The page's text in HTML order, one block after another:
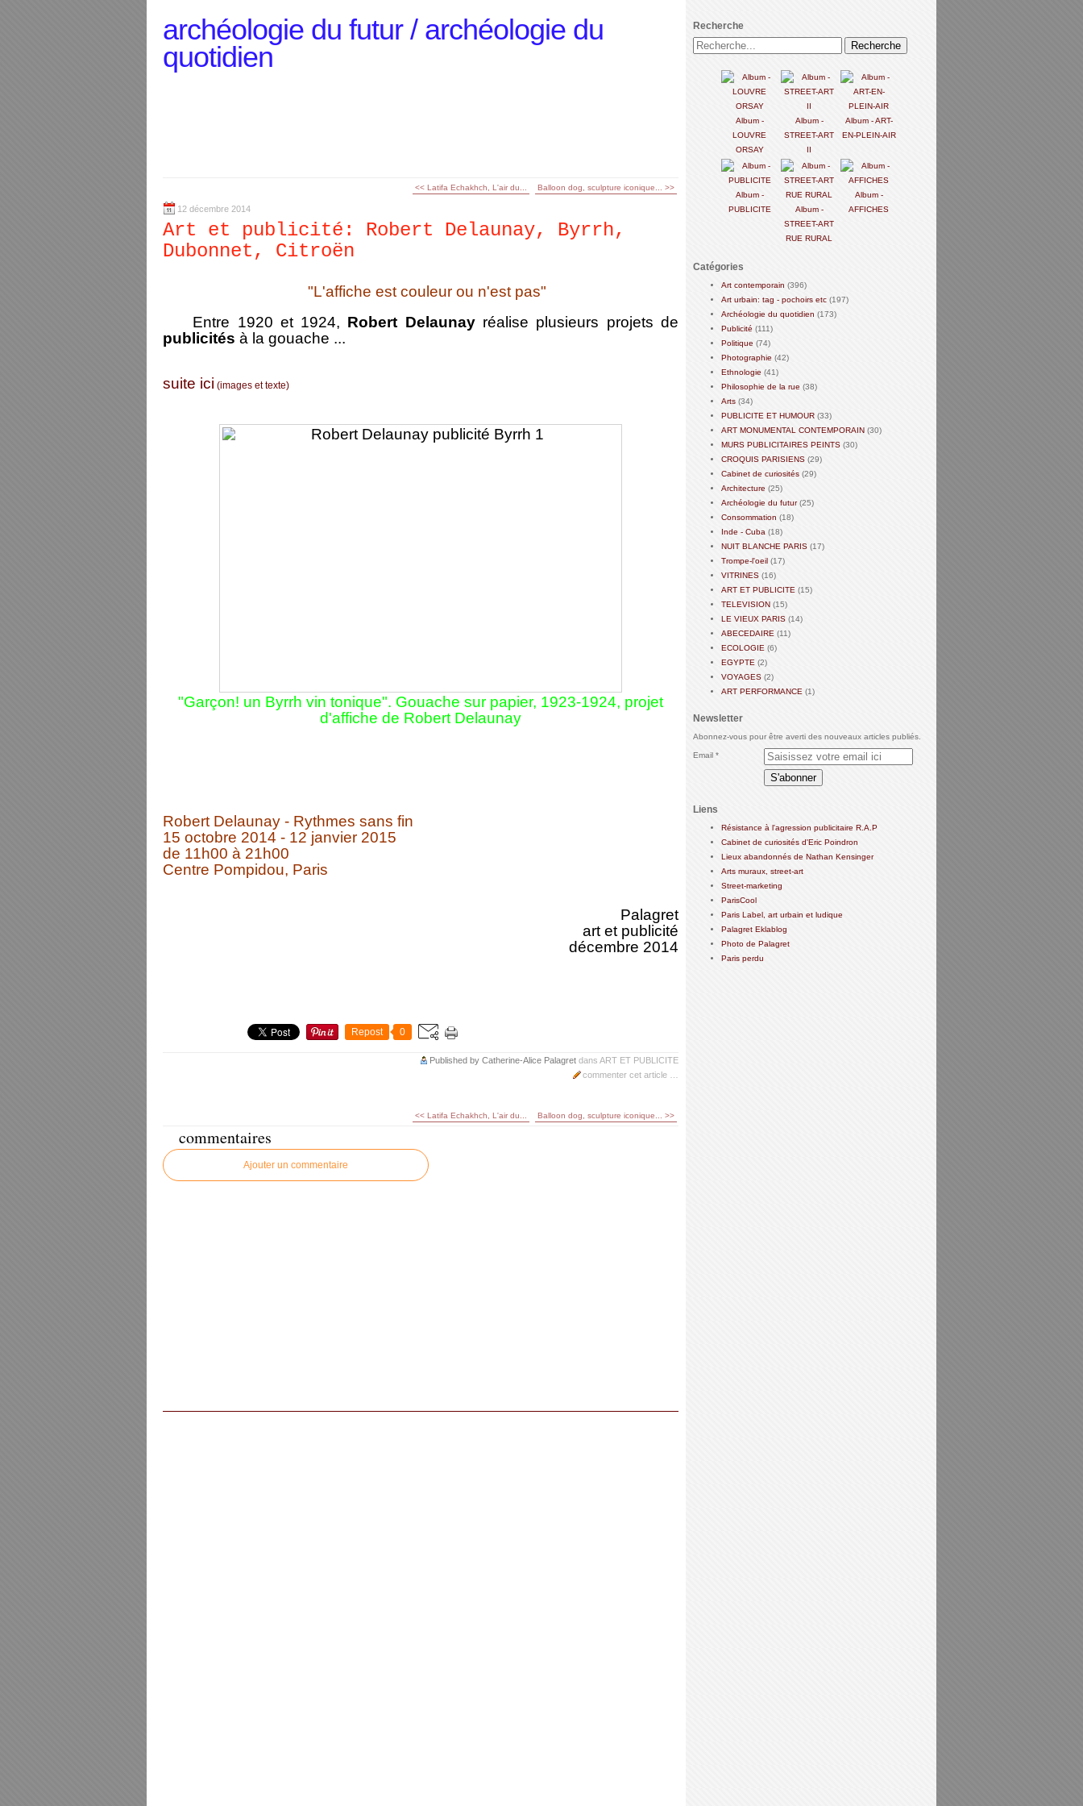
archéologie du futur / archéologie du
quotidien
<< Latifa Echakhch, L'air du... Balloon dog, sculpture iconique... >>
12 décembre 2014
Art et publicité: Robert Delaunay, Byrrh,
Dubonnet, Citroën
"L'affiche est couleur ou n'est pas"
Entre 1920 et 1924, Robert Delaunayréalise plusieurs projets de
publicités à la gouache ...
suite ici (images et texte)
"Garçon! un Byrrh vin tonique". Gouache sur papier, 1923-1924, projet
d'affiche de Robert Delaunay
Robert Delaunay - Rythmes sans fin
15 octobre 2014 - 12 janvier 2015
de 11h00 à 21h00
Centre Pompidou, Paris
Palagret
art et publicité
décembre 2014
Repost 0
Published by Catherine-Alice Palagret dans ART ET PUBLICITE
commenter cet article
<< Latifa Echakhch, L'air du... Balloon dog, sculpture iconique... >>
commentaires
Ajouter un commentaire
Recherche
Album -
LOUVRE
ORSAY
Album -
STREET-ART
II
Album - ART-
EN-PLEIN-AIR
Album -
PUBLICITE
Album -
STREET-ART
RUE RURAL
Album -
AFFICHES
Catégories
Art contemporain (396)
Art urbain: tag - pochoirs etc (197)
Archéologie du quotidien (173)
Publicité (111)
Politique (74)
Photographie (42)
Ethnologie (41)
Philosophie de la rue (38)
Arts (34)
PUBLICITE ET HUMOUR (33)
ART MONUMENTAL CONTEMPORAIN (30)
MURS PUBLICITAIRES PEINTS (30)
CROQUIS PARISIENS (29)
Cabinet de curiosités (29)
Architecture (25)
Archéologie du futur(25)
Consommation (18)
Inde - Cuba (18)
NUIT BLANCHE PARIS (17)
Trompe-l'oeil (17)
VITRINES (16)
ART ET PUBLICITE (15)
TELEVISION (15)
LE VIEUX PARIS (14)
ABECEDAIRE (11)
ECOLOGIE (6)
EGYPTE (2)
VOYAGES (2)
ART PERFORMANCE (1)
Newsletter
Abonnez-vous pour être averti des nouveaux articles publiés.
Email
Liens
Résistance à l'agression publicitaire R.A.P
Cabinet de curiosités d'Eric Poindron
Lieux abandonnés de Nathan Kensinger
Arts muraux, street-art
Street-marketing
ParisCool
Paris Label, art urbain et ludique
Palagret Eklablog
Photo de Palagret
Paris perdu